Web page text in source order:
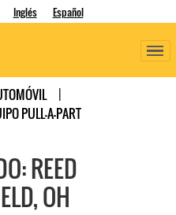
Inglés Español
PULL-A-PART
REED
OH